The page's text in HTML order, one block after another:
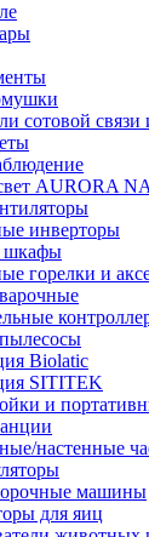
сотовой связи
AURORA
инверторы
шкафы
горелки и
Biolatic
SITITEK
и
настенные
машины
для яиц